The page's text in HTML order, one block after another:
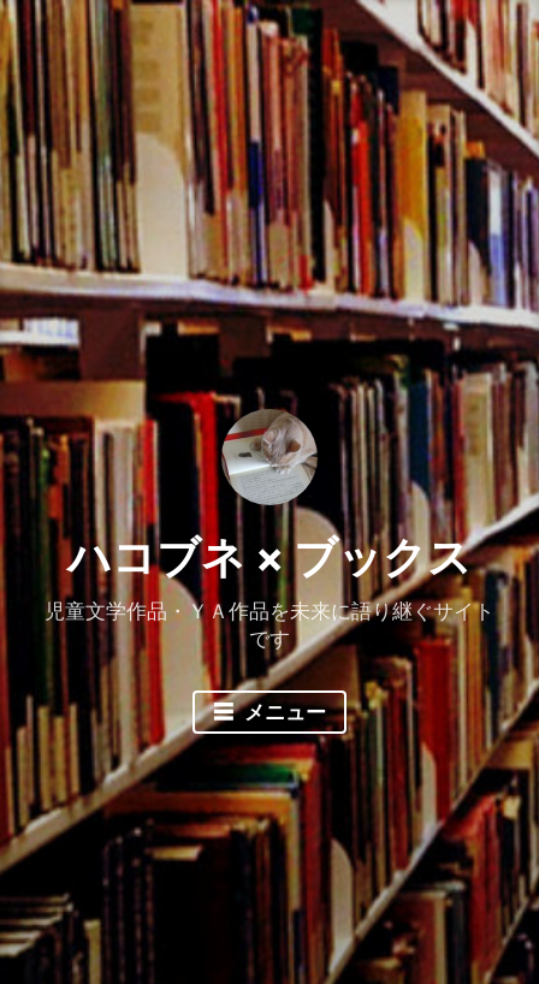
コ
ン
テ
ン
ツ
へ
ス
キ
ッ
プ
ハコブネ × ブックス
児童文学作品・ＹＡ作品を未来に語り継ぐサイト
です
メニュー